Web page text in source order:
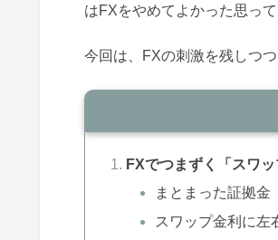
はFXをやめてよかった思って
今回は、FXの刺激を残しつ
FXでつまずく「スワッ
まとまった証拠金
スワップ金利に左